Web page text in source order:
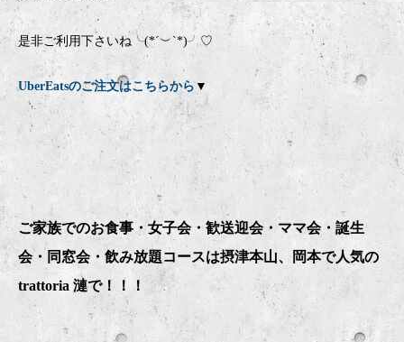
是非ご利用下さいね╰(*´︶`*)╯♡
UberEatsのご注文はこちらから ▼
ご家族でのお食事・女子会・歓送迎会・ママ会・誕生
会・同窓会・飲み放題コースは摂津本山、岡本で人気の
trattoria 漣で！！！